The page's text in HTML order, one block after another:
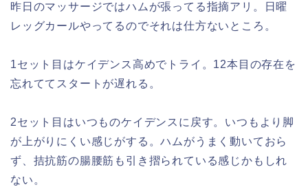
昨日のマッサージではハムが張ってる指摘アリ。日曜
レッグカールやってるのでそれは仕方ないところ。
1セット目はケイデンス高めでトライ。12本目の存在を
忘れててスタートが遅れる。
2セット目はいつものケイデンスに戻す。いつもより脚
が上がりにくい感じがする。ハムがうまく動いておら
ず、拮抗筋の腸腰筋も引き摺られている感じかもしれ
ない。